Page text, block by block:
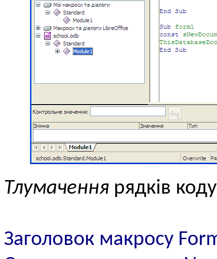
Тлумачення рядків
Заголовок макросу